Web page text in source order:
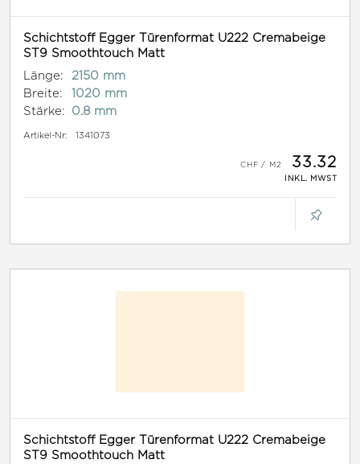
Schichtstoff Egger Türenformat U222 Cremabeige
ST9 Smoothtouch Matt
Länge:
2150 mm
Breite:
1020 mm
Stärke:
0.8 mm
Artikel-Nr: 1341073
33.32
INKL. MWST
Schichtstoff Egger Türenformat U222 Cremabeige
ST9 Smoothtouch Matt